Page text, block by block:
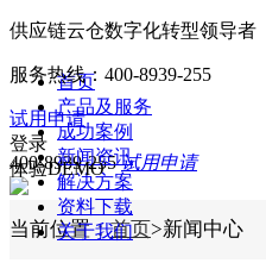
供应链云仓数字化转型领导者
服务热线： 400-8939-255
试用申请
登录
体验DEMO
首页
产品及服务
成功案例
新闻资讯
解决方案
资料下载
关于我们
400-8939-255 试用申请
当前位置：首页>新闻中心